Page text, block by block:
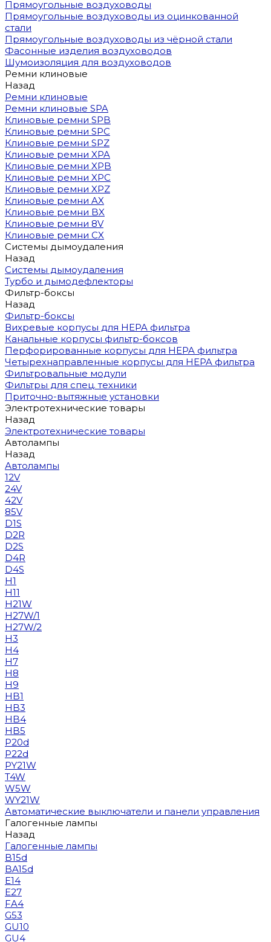
Прямоугольные воздуховоды
Прямоугольные воздуховоды из оцинкованной
стали
Прямоугольные воздуховоды из чёрной стали
Фасонные изделия воздуховодов
Шумоизоляция для воздуховодов
Ремни клиновые
Назад
Ремни клиновые
Ремни клиновые SPA
Клиновые ремни SPB
Клиновые ремни SPC
Клиновые ремни SPZ
Клиновые ремни XPA
Клиновые ремни XPB
Клиновые ремни XPC
Клиновые ремни XPZ
Клиновые ремни AX
Клиновые ремни BX
Клиновые ремни 8V
Клиновые ремни CX
Системы дымоудаления
Назад
Системы дымоудаления
Турбо и дымодефлекторы
Фильтр-боксы
Назад
Фильтр-боксы
Вихревые корпусы для HEPA фильтра
Канальные корпусы фильтр-боксов
Перфорированные корпусы для HEPA фильтра
Четырехнаправленные корпусы для HEPA фильтра
Фильтровальные модули
Фильтры для спец. техники
Приточно-вытяжные установки
Электротехнические товары
Назад
Электротехнические товары
Автолампы
Назад
Автолампы
12V
24V
42V
85V
D1S
D2R
D2S
D4R
D4S
H1
H11
H21W
H27W/1
H27W/2
H3
H4
H7
H8
H9
HB1
HB3
HB4
HB5
P20d
P22d
PY21W
T4W
W5W
WY21W
Автоматические выключатели и панели управления
Галогенные лампы
Назад
Галогенные лампы
B15d
BA15d
E14
E27
FA4
G53
GU10
GU4